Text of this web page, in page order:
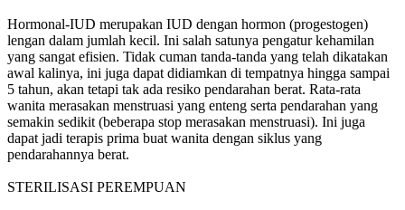
Hormonal-IUD merupakan IUD dengan hormon (progestogen)
lengan dalam jumlah kecil. Ini salah satunya pengatur kehamilan
yang sangat efisien. Tidak cuman tanda-tanda yang telah dikatakan
awal kalinya, ini juga dapat didiamkan di tempatnya hingga sampai
5 tahun, akan tetapi tak ada resiko pendarahan berat. Rata-rata
wanita merasakan menstruasi yang enteng serta pendarahan yang
semakin sedikit (beberapa stop merasakan menstruasi). Ini juga
dapat jadi terapis prima buat wanita dengan siklus yang
pendarahannya berat.
STERILISASI PEREMPUAN